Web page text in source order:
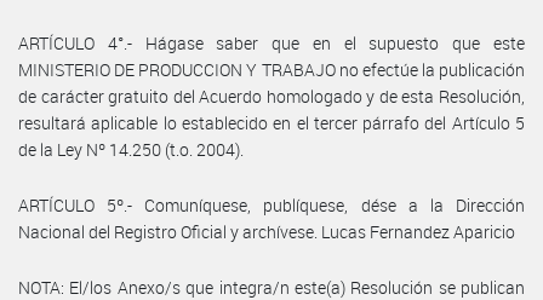
ARTÍCULO 4°.- Hágase saber que en el supuesto que este
MINISTERIO DE PRODUCCION Y TRABAJO no efectúe la publicación
de carácter gratuito del Acuerdo homologado y de esta Resolución,
resultará aplicable lo establecido en el tercer párrafo del Artículo 5
de la Ley Nº 14.250 (t.o. 2004).
ARTÍCULO 5º.- Comuníquese, publíquese, dése a la Dirección
Nacional del Registro Oficial y archívese. Lucas Fernandez Aparicio
NOTA: El/los Anexo/s que integra/n este(a) Resolución se publican